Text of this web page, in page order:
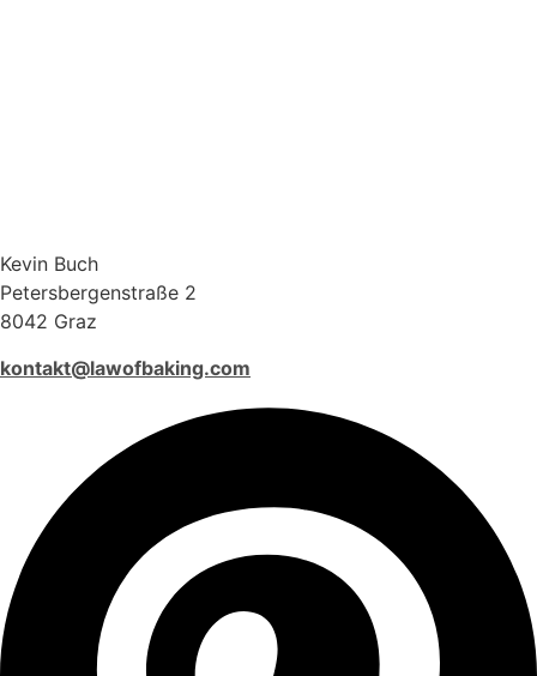
Kevin Buch
Petersbergenstraße 2
8042 Graz
kontakt@lawofbaking.com